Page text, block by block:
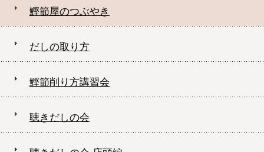
鰹節屋のつぶやき
だしの取り方
鰹節削り方講習会
聴きだしの会